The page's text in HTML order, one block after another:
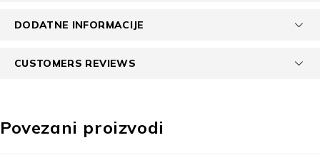
DODATNE INFORMACIJE
CUSTOMERS REVIEWS
Povezani proizvodi